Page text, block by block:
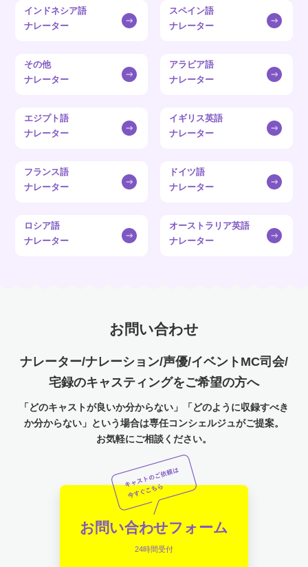
インドネシア語
ナレーター
スペイン語
ナレーター
その他
ナレーター
アラビア語
ナレーター
エジプト語
ナレーター
イギリス英語
ナレーター
フランス語
ナレーター
ドイツ語
ナレーター
ロシア語
ナレーター
オーストラリア英語
ナレーター
お問い合わせ
ナレーター/ナレーション/声優/イベントMC司会/
宅録のキャスティングをご希望の方へ
「どのキャストが良いか分からない」「どのように収録すべき
か分からない」という場合は専任コンシェルジュがご提案。
お気軽にご相談ください。
お問い合わせフォーム
24時間受付